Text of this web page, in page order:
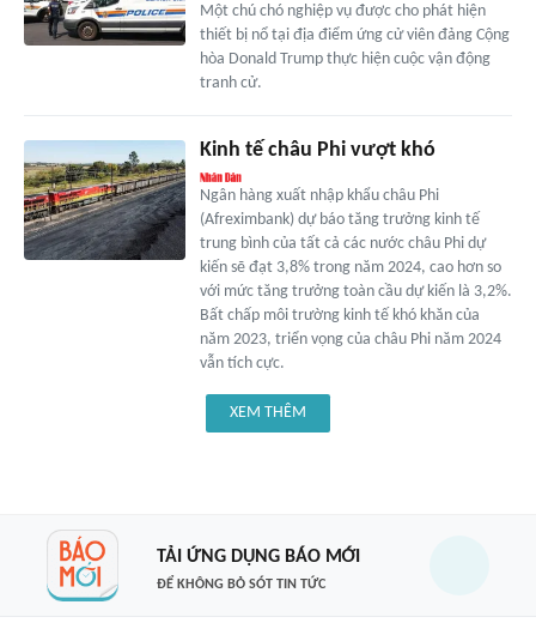
Một chú chó nghiệp vụ được cho phát hiện
thiết bị nổ tại địa điểm ứng cử viên đảng Cộng
hòa Donald Trump thực hiện cuộc vận động
tranh cử.
Kinh tế châu Phi vượt khó
Ngân hàng xuất nhập khẩu châu Phi
(Afreximbank) dự báo tăng trưởng kinh tế
trung bình của tất cả các nước châu Phi dự
kiến sẽ đạt 3,8% trong năm 2024, cao hơn so
với mức tăng trưởng toàn cầu dự kiến là 3,2%.
Bất chấp môi trường kinh tế khó khăn của
năm 2023, triển vọng của châu Phi năm 2024
vẫn tích cực.
XEM THÊM
TẢI ỨNG DỤNG BÁO MỚI
ĐỂ KHÔNG BỎ SÓT TIN TỨC